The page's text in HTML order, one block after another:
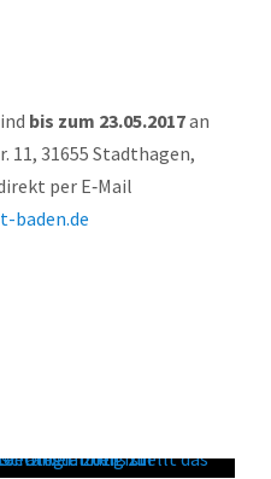
bis zum 23.05.2017an
11, 31655 Stadthagen,
per E‑Mail
baden.de